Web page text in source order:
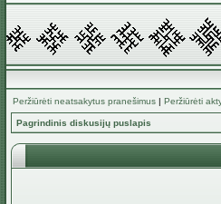
Peržiūrėti neatsakytus pranešimus | Peržiūrėti
Pagrindinis diskusijų puslapis